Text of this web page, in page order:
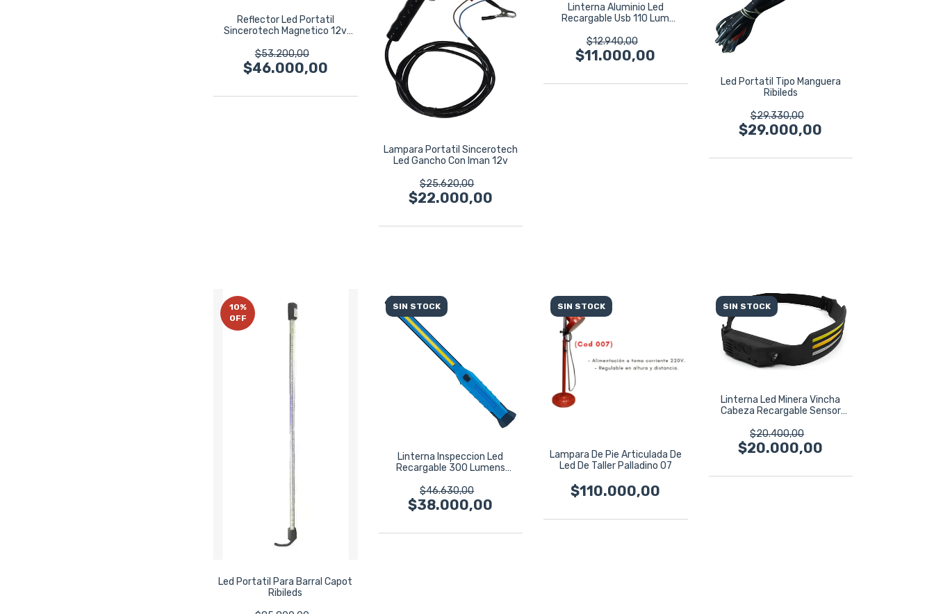
Reflector Led Portatil
Sincerotech Magnetico 12v
$53.200,00
$46.000,00
Lampara Portatil Sincerotech
Led Gancho Con Iman 12v
$25.620,00
$22.000,00
Linterna Aluminio Led
Recargable Usb 110 Lum
$12.940,00
$11.000,00
Led Portatil Tipo Manguera
Ribileds
$29.330,00
$29.000,00
10%
OFF
Led Portatil Para Barral Capot
Ribileds
SIN STOCK
Linterna Inspeccion Led
Recargable 300 Lumens
$46.630,00
$38.000,00
SIN STOCK
Lampara De Pie Articulada De
Led De Taller Palladino 07
$110.000,00
SIN STOCK
Linterna Led Minera Vincha
Cabeza Recargable Sensor
$20.400,00
$20.000,00